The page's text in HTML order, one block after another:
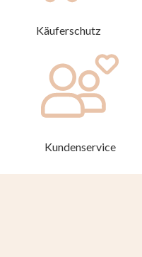
Käuferschutz
Kundenservice